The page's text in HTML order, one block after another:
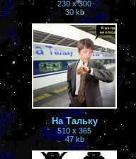
230 x 300
30 kb
На Тальку
510 x 365
47 kb